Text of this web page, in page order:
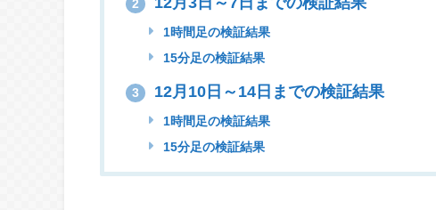
2
1時間足の検証結果
15分足の検証結果
3 12月10日～14日までの検証結果
1時間足の検証結果
15分足の検証結果